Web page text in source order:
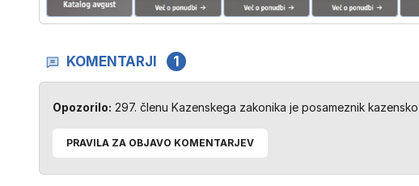
KOMENTARJI 1
Opozorilo: 297. členu Kazenskega zakonika je posameznik
PRAVILA ZA OBJAVO KOMENTARJEV